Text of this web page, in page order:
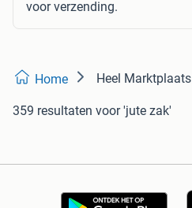
voor verzending.
Home Heel Marktplaats
359 resultaten voor 'jute zak'